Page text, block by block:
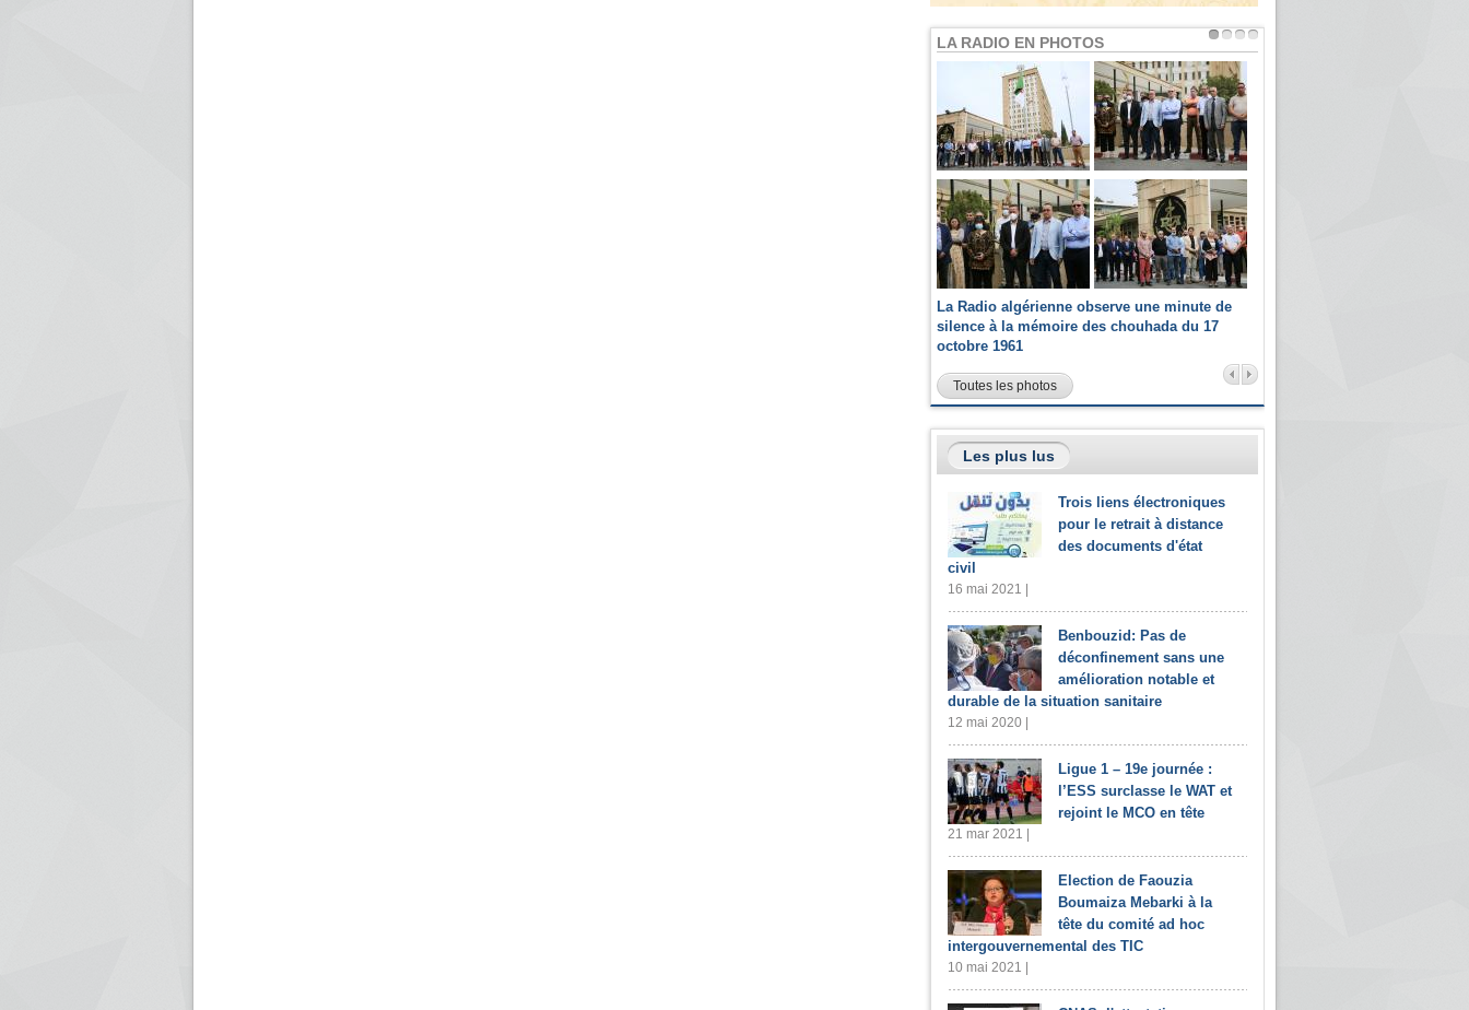
LA RADIO EN PHOTOS
La Radio algérienne observe une minute de
silence à la mémoire des chouhada du 17
octobre 1961
Toutes les photos
Les plus lus
Trois liens électroniques
pour le retrait à distance
des documents d'état
civil
16 mai 2021 |
Benbouzid: Pas de
déconfinement sans une
amélioration notable et
durable de la situation sanitaire
12 mai 2020 |
Ligue 1 – 19e journée :
l’ESS surclasse le WAT et
rejoint le MCO en tête
21 mar 2021 |
Election de Faouzia
Boumaiza Mebarki à la
tête du comité ad hoc
intergouvernemental des TIC
10 mai 2021 |